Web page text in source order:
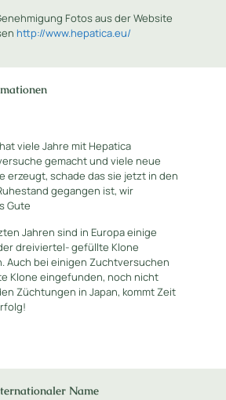
Fotos aus der Website
http://www.hepatica.eu/
hat viele Jahre mit Hepatica
gemacht und viele neue
erzeugt, schade das sie jetzt in den
gegangen ist, wir
Gute
Jahren sind in Europa einige
dreiviertel- gefüllte Klone
Auch bei einigen Zuchtversuchen
Klone eingefunden, noch nicht
Züchtungen in Japan, kommt Zeit
Name